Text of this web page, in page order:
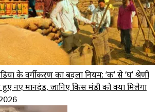
के वर्गीकरण का बदला नियम: ‘क’ से ‘घ’ श्रेणी
नए मानदंड, जानिए किस मंडी को क्या मिलेगा